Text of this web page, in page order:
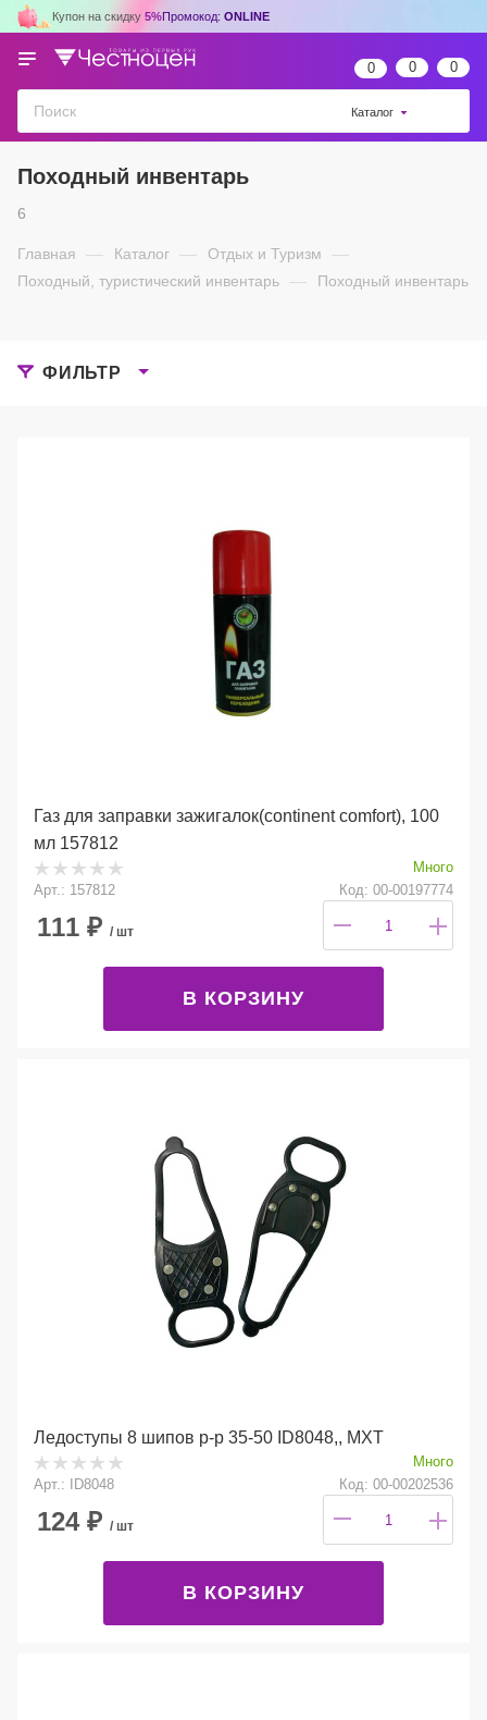
Купон на скидку 5%Промокод: ONLINE
0 0 0
Каталог
Походный инвентарь
6
Главная — Каталог — Отдых и Туризм —
Походный, туристический инвентарь — Походный инвентарь
ФИЛЬТР
Газ для заправки зажигалок(continent comfort), 100
мл 157812
Много
Арт.: 157812
Код: 00-00197774
111 ₽ / шт
В КОРЗИНУ
Ледоступы 8 шипов р-р 35-50 ID8048,, МХТ
Много
Арт.: ID8048
Код: 00-00202536
124₽ / шт
В КОРЗИНУ